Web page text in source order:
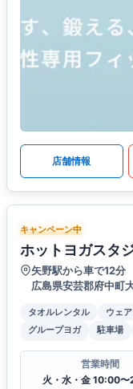
店舗情報
キャンペーン中
ホットヨガスタ
矢野駅から車で12分
広島県安芸郡府中町
タオルレンタル ウェ
グループヨガ
駐車場
営業時間
火・水・金 10:00